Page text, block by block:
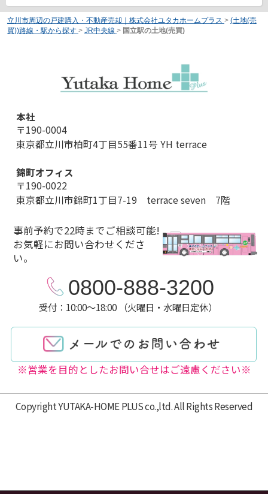
立川市周辺の戸建購入・不動産売却｜株式会社ユタカホームプラス > (土地(売
買))路線・駅から探す > JR中央線 > 国立駅の土地(売買)
本社
〒190-0004
東京都立川市柏町4丁目55番11号 YH terrace
錦町オフィス
〒190-0022
東京都立川市錦町1丁目7-19 terrace seven 7階
事前予約で22時までご相談可能!
お気軽にお問い合わせくださ
い。
0800-888-3200
受付：10:00～18:00 （火曜日・水曜日定休）
※営業を目的としたお問い合せはご遠慮ください※
Copyright YUTAKA-HOME PLUS co.,ltd. All Rights Reserved